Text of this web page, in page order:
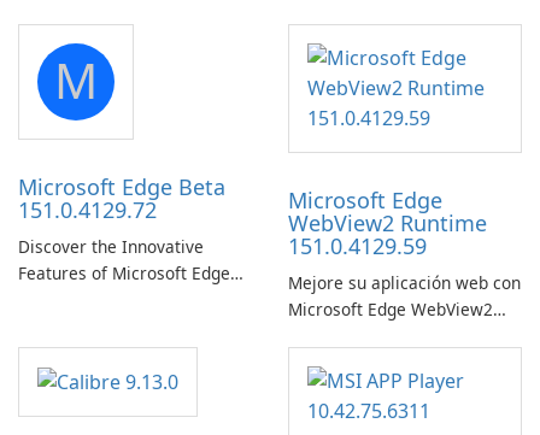
portable media on any
computer running Microsoft
Windows.
M
Microsoft Edge Beta
151.0.4129.72
Discover the Innovative
Features of Microsoft Edge
Beta, developed by Microsoft
Corporation, is shaping the
Microsoft Edge
WebView2 Runtime
151.0.4129.59
Mejore su aplicación web con
Microsoft Edge WebView2